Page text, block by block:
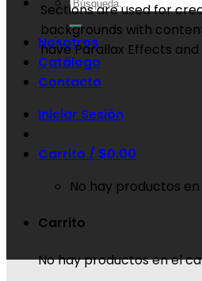
Nosotros
Catálogo
Contacto
Iniciar Sesión
Carrito / $0.00
No hay productos
Carrito
No hay productos en el
Sections are used for
backgrounds with
have Parallax Effects